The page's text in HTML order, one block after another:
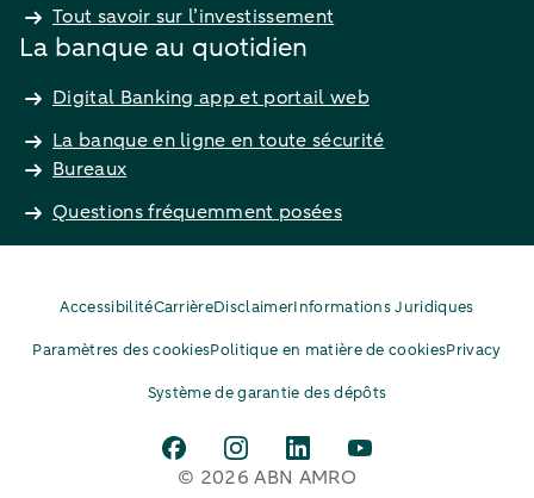
Tout savoir sur l’investissement
La banque au quotidien
Digital Banking app et portail web
La banque en ligne en toute sécurité
Bureaux
Questions fréquemment posées
AccessibilitéCarrièreDisclaimerInformations Juridiques
Paramètres des cookiesPolitique en matière de cookiesPrivacy
Système de garantie des dépôts
© 2026 ABN AMRO